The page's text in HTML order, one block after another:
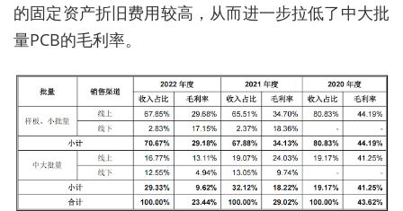
的固定资产折旧费用较高，从而进一步拉低了中大批
量PCB的毛利率。